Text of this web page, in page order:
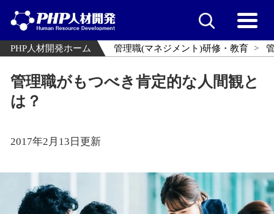
PHP人材開発ホーム 管理職(マネジメント)研修・教育
管理職がもつべき肯定的な人間観と
は？
2017年2月13日更新